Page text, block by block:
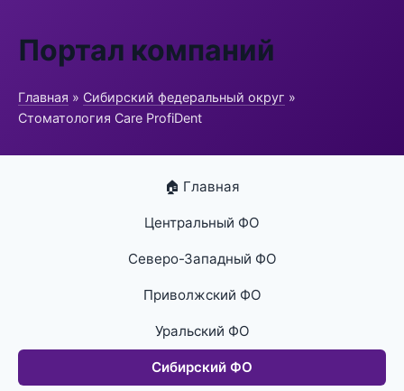
Портал компаний
Главная » Сибирский федеральный округ »
Стоматология Care ProfiDent
🏠 Главная
Центральный ФО
Северо-Западный ФО
Приволжский ФО
Уральский ФО
Сибирский ФО